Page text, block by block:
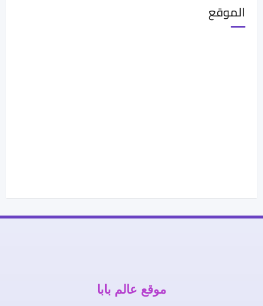
الموقع
موقع عالم بابا